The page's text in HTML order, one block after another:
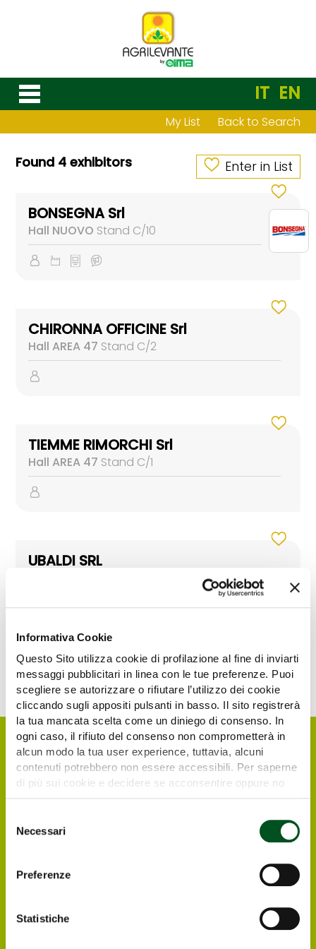
Informativa Cookie
Questo Sito utilizza cookie di profilazione al fine di inviarti
messaggi pubblicitari in linea con le tue preferenze. Puoi
scegliere se autorizzare o rifiutare l’utilizzo dei cookie
cliccando sugli appositi pulsanti in basso. Il sito registrerà
la tua mancata scelta come un diniego di consenso. In
ogni caso, il rifiuto del consenso non comprometterà in
alcun modo la tua user experience, tuttavia, alcuni
contenuti potrebbero non essere accessibili. Per saperne
di più sui cookie e decidere se acconsentire oppure no
delNecessari
Preferenze
Statistiche
IT EN
My List Back to Search
Found 4 exhibitors Enter in List
BONSEGNA Srl
Hall NUOVO Stand C/10
CHIRONNA OFFICINE Srl
Hall AREA 47 Stand C/2
TIEMME RIMORCHI Srl
Hall AREA 47 Stand C/1
UBALDI SRL
Request your free e-
ticket